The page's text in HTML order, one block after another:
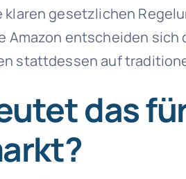
gesetzlichen
Amazon entscheiden sich
stattdessen auf
das